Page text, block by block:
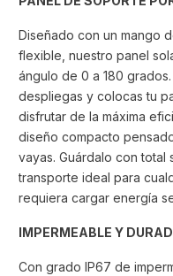
Diseñado con un mango
flexible, nuestro panel
ángulo de 0 a 180
despliegas y colocas tu
disfrutar de la máxima
diseño compacto
vayas. Guárdalo con
transporte ideal para
requiera cargar energía
IMPERMEABLE Y
Con grado IP67 de